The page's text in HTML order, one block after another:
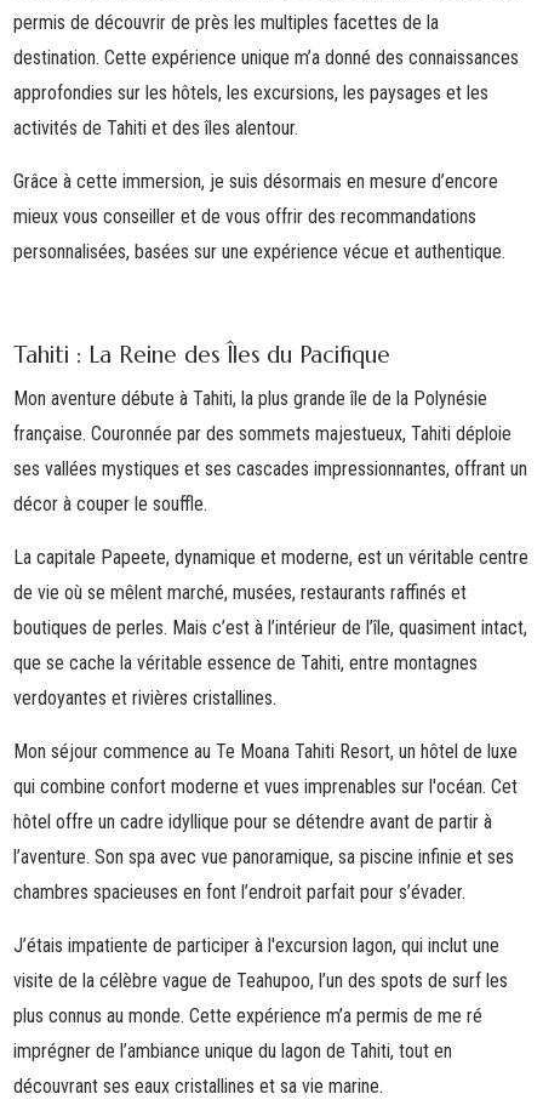
permis de découvrir de près les multiples facettes de la
destination. Cette expérience unique m’a donné des connaissances
approfondies sur les hôtels, les excursions, les paysages et les
activités de Tahiti et des îles alentour.
Grâce à cette immersion, je suis désormais en mesure d’encore
mieux vous conseiller et de vous offrir des recommandations
personnalisées, basées sur une expérience vécue et authentique.
Tahiti : La Reine des Îles du Pacifique
Mon aventure débute à Tahiti, la plus grande île de la Polynésie
française. Couronnée par des sommets majestueux, Tahiti déploie
ses vallées mystiques et ses cascades impressionnantes, offrant un
décor à couper le souffle.
La capitale Papeete, dynamique et moderne, est un véritable centre
de vie où se mêlent marché, musées, restaurants raffinés et
boutiques de perles. Mais c’est à l’intérieur de l’île, quasiment intact,
que se cache la véritable essence de Tahiti, entre montagnes
verdoyantes et rivières cristallines.
Mon séjour commence auTe Moana Tahiti Resort, un hôtel de luxe
qui combine confort moderne et vues imprenables sur l'océan. Cet
hôtel offre un cadre idyllique pour se détendre avant de partir à
l’aventure. Son spa avec vue panoramique, sa piscine infinie et ses
chambres spacieuses en font l’endroit parfait pour s’évader.
J’étais impatiente de participer à l'excursion lagon, qui inclut une
visite de la célèbre vague deTeahupoo, l’un des spots de surf les
plus connus au monde. Cette expérience m’a permis de me ré
imprégner de l’ambiance unique du lagon de Tahiti, tout en
découvrant ses eaux cristallines et sa vie marine.